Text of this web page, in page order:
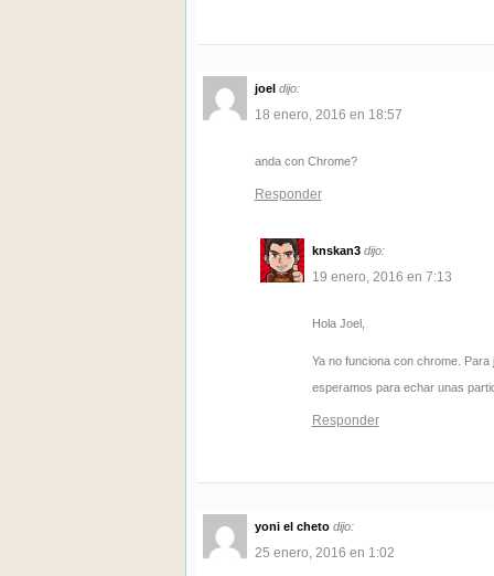
joel dijo:
18 enero, 2016 en 18:57
anda con Chrome?
Responder
knskan3 dijo:
19 enero, 2016 en 7:13
Hola Joel,
Ya no funciona con chrome. Para
esperamos para echar unas
Responder
yoni el cheto dijo:
25 enero, 2016 en 1:02